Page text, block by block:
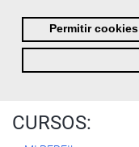
Permitir cookies
CURSOS: